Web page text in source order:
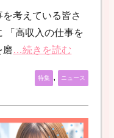
考えている皆さ
「高収入の仕事を
磨…続きを読む
特集 , ニュース